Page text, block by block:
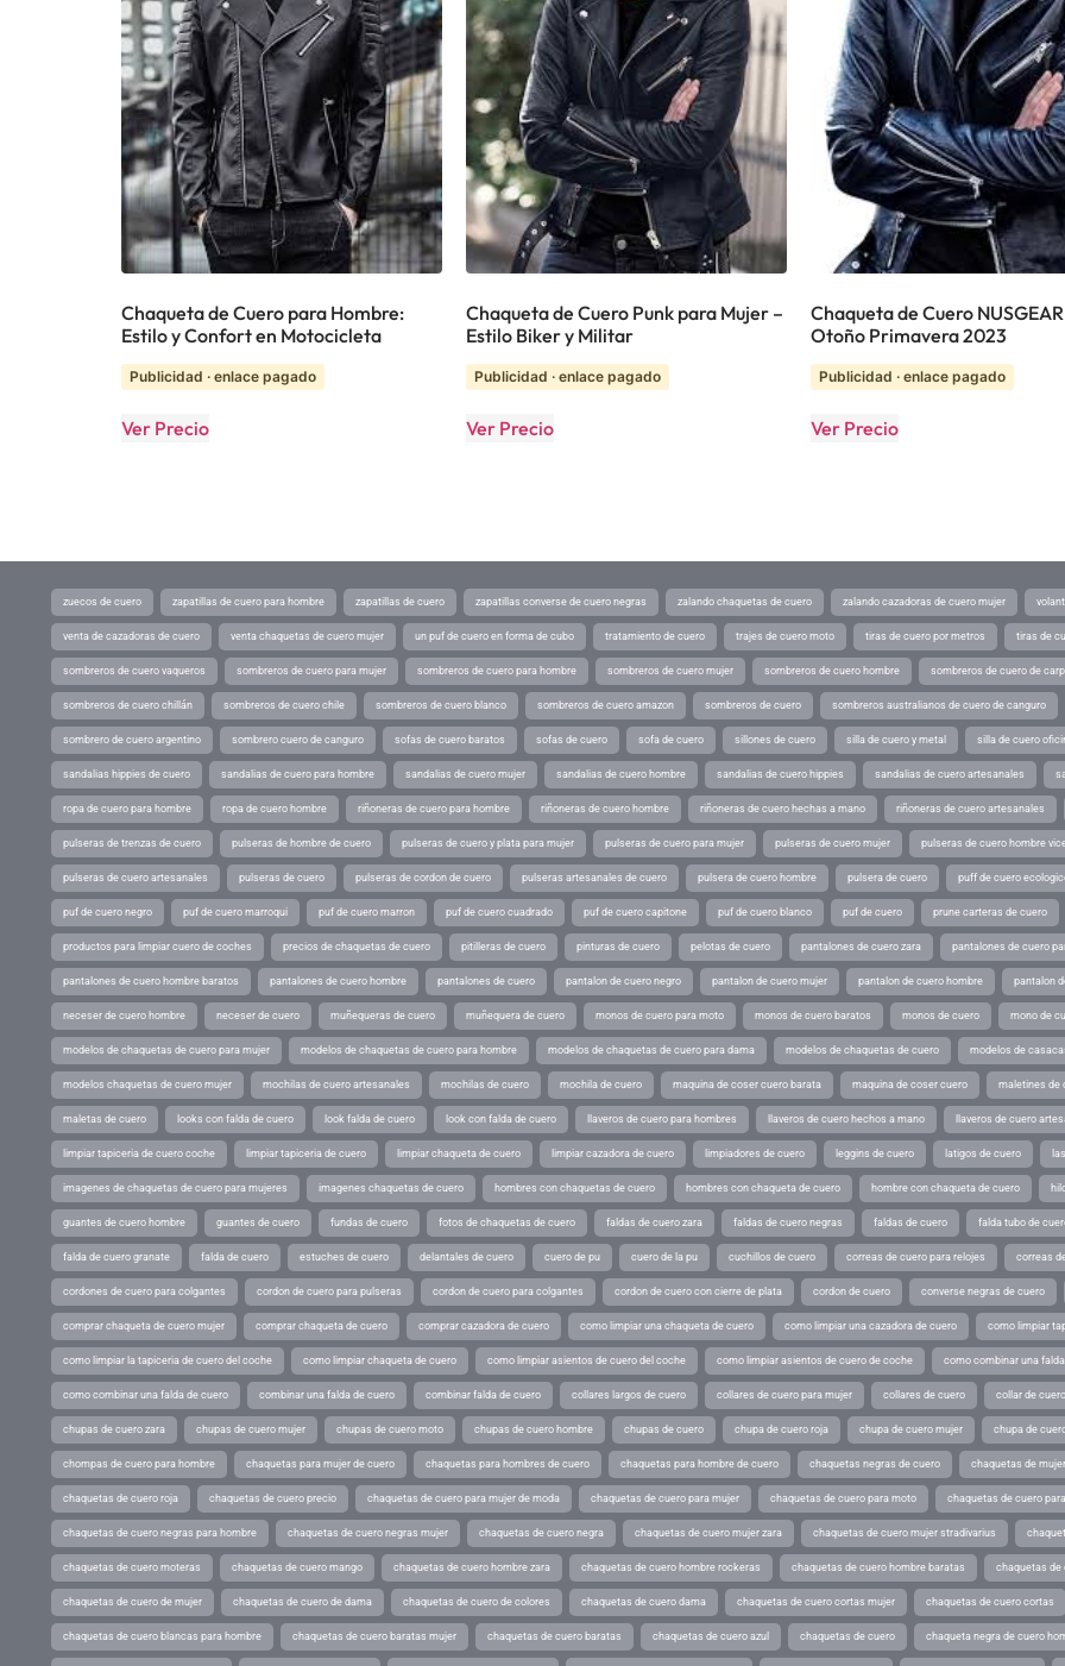
Chaqueta de Cuero para Hombre:
Estilo y Confort en Motocicleta
Publicidad · enlace pagado
Ver Precio
Chaqueta de Cuero Punk para Mujer –
Estilo Biker y Militar
Publicidad · enlace pagado
Ver Precio
Chaqueta de Cuero
Otoño Primavera 2023
Publicidad · enlace pagado
Ver Precio
zuecos de cuero zapatillas de cuero para hombre zapatillas de cuero zapatillas converse de cuero negras zalando chaquetas de cuero zalando cazadoras de cuero mujer
venta de cazadoras de cuero venta chaquetas de cuero mujer un puf de cuero en forma de cubo tratamiento de cuero trajes de cuero moto tiras de cuero por metros tiras de
sombreros de cuero vaqueros sombreros de cuero para mujer sombreros de cuero para hombre sombreros de cuero mujer sombreros de cuero hombre sombreros de cuero de
sombreros de cuero chillán sombreros de cuero chile sombreros de cuero blanco sombreros de cuero amazon sombreros de cuero sombreros australianos de cuero de canguro
sombrero de cuero argentino sombrero cuero de canguro sofas de cuero baratos sofas de cuero sofa de cuero sillones de cuero silla de cuero y metal silla de cuero
sandalias hippies de cuero sandalias de cuero para hombre sandalias de cuero mujer sandalias de cuero hombre sandalias de cuero hippies sandalias de cuero artesanales
ropa de cuero para hombre ropa de cuero hombre riñoneras de cuero para hombre riñoneras de cuero hombre riñoneras de cuero hechas a mano riñoneras de cuero artesanales
pulseras de trenzas de cuero pulseras de hombre de cuero pulseras de cuero y plata para mujer pulseras de cuero para mujer pulseras de cuero mujer pulseras de cuero hombre
pulseras de cuero artesanales pulseras de cuero pulseras de cordon de cuero pulseras artesanales de cuero pulsera de cuero hombre pulsera de cuero puff de cuero
puf de cuero negro puf de cuero marroqui puf de cuero marron puf de cuero cuadrado puf de cuero capitone puf de cuero blanco puf de cuero prune carteras de cuero
productos para limpiar cuero de coches precios de chaquetas de cuero pitilleras de cuero pinturas de cuero pelotas de cuero pantalones de cuero zara pantalones de cuero
pantalones de cuero hombre baratos pantalones de cuero hombre pantalones de cuero pantalon de cuero negro pantalon de cuero mujer pantalon de cuero hombre pantalon
neceser de cuero hombre neceser de cuero muñequeras de cuero muñequera de cuero monos de cuero para moto monos de cuero baratos monos de cuero mono de
modelos de chaquetas de cuero para mujer modelos de chaquetas de cuero para hombre modelos de chaquetas de cuero para dama modelos de chaquetas de cuero modelos de
modelos chaquetas de cuero mujer mochilas de cuero artesanales mochilas de cuero mochila de cuero maquina de coser cuero barata maquina de coser cuero maletines de
maletas de cuero looks con falda de cuero look falda de cuero look con falda de cuero llaveros de cuero para hombres llaveros de cuero hechos a mano llaveros de cuero
limpiar tapiceria de cuero coche limpiar tapiceria de cuero limpiar chaqueta de cuero limpiar cazadora de cuero limpiadores de cuero leggins de cuero latigos de cuero
imagenes de chaquetas de cuero para mujeres imagenes chaquetas de cuero hombres con chaquetas de cuero hombres con chaqueta de cuero hombre con chaqueta de cuero
guantes de cuero hombre guantes de cuero fundas de cuero fotos de chaquetas de cuero faldas de cuero zara faldas de cuero negras faldas de cuero falda tubo de
falda de cuero granate falda de cuero estuches de cuero delantales de cuero cuero de pu cuero de la pu cuchillos de cuero correas de cuero para relojes correas
cordones de cuero para colgantes cordon de cuero para pulseras cordon de cuero para colgantes cordon de cuero con cierre de plata cordon de cuero converse negras de cuero
comprar chaqueta de cuero mujer comprar chaqueta de cuero comprar cazadora de cuero como limpiar una chaqueta de cuero como limpiar una cazadora de cuero como limpiar
como limpiar la tapiceria de cuero del coche como limpiar chaqueta de cuero como limpiar asientos de cuero del coche como limpiar asientos de cuero de coche como combinar una
como combinar una falda de cuero combinar una falda de cuero combinar falda de cuero collares largos de cuero collares de cuero para mujer collares de cuero collar de cuero
chupas de cuero zara chupas de cuero mujer chupas de cuero moto chupas de cuero hombre chupas de cuero chupa de cuero roja chupa de cuero mujer chupa de
chompas de cuero para hombre chaquetas para mujer de cuero chaquetas para hombres de cuero chaquetas para hombre de cuero chaquetas negras de cuero chaquetas de
chaquetas de cuero roja chaquetas de cuero precio chaquetas de cuero para mujer de moda chaquetas de cuero para mujer chaquetas de cuero para moto chaquetas de cuero
chaquetas de cuero negras para hombre chaquetas de cuero negras mujer chaquetas de cuero negra chaquetas de cuero mujer zara chaquetas de cuero mujer stradivarius
chaquetas de cuero moteras chaquetas de cuero mango chaquetas de cuero hombre zara chaquetas de cuero hombre rockeras chaquetas de cuero hombre baratas chaquetas de
chaquetas de cuero de mujer chaquetas de cuero de dama chaquetas de cuero de colores chaquetas de cuero dama chaquetas de cuero cortas mujer chaquetas de cuero cortas
chaquetas de cuero blancas para hombre chaquetas de cuero baratas mujer chaquetas de cuero baratas chaquetas de cuero azul chaquetas de cuero chaqueta negra de cuero